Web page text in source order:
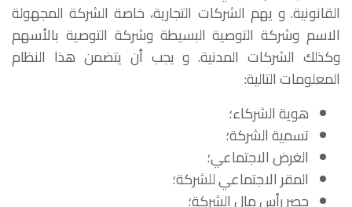
القانونية. و يهم الشركات التجارية، خاصة الشركة المجهولة
الاسم وشركة التوصية البسيطة وشركة التوصية بالأسهم
وكذلك الشركات المدنية. و يجب أن يتضمن هذا النظام
المعلومات التالية:
هوية الشركاء؛
تسمية الشركة؛
الغرض الاجتماعي؛
المقر الاجتماعي للشركة؛
حصر رأس مال الشركة؛